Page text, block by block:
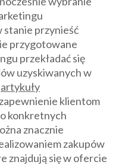
przynieść
przygotowane
przekładać się
uzyskiwanych w
artykuły
klientom
konkretnych
znacznie
zakupów
znajdują się w ofercie